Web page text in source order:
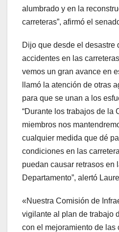
alumbrado y en la
carreteras”, afirmó el
Dijo que desde el desastre
accidentes en las
vemos un gran avance en
llamó la atención de otras
para que se unan a los
“Durante los trabajos de la
miembros nos
cualquier medida que dé
condiciones en las
puedan causar retrasos en
Departamento”, alertó
«Nuestra Comisión de
vigilante al plan de trabajo
con el mejoramiento de las